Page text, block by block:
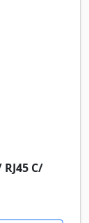
RJ45 C/